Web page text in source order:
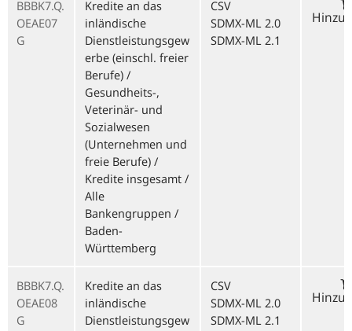
BBBK7.Q.
OEAE07
G
Kredite an das
inländische
Dienstleistungsgew
erbe (einschl. freier
Berufe) /
Gesundheits-,
Veterinär- und
Sozialwesen
(Unternehmen und
freie Berufe) /
Kredite insgesamt /
Alle
Bankengruppen /
Baden-
Württemberg
CSV
SDMX-ML 2.0
SDMX-ML 2.1
BBBK7.Q.
OEAE08
G
Kredite an das
inländische
Dienstleistungsgew
CSV
SDMX-ML 2.0
SDMX-ML 2.1